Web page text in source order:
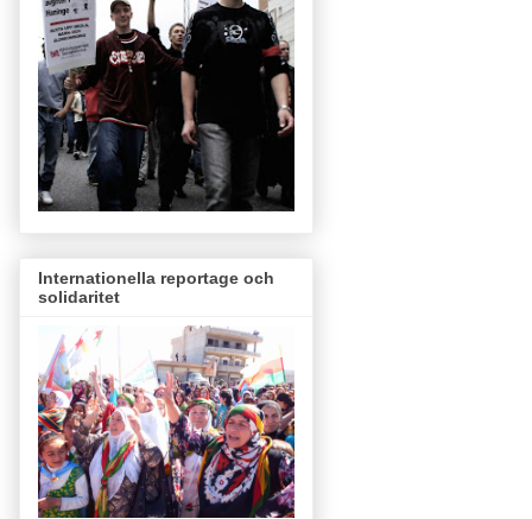
Internationella reportage och
solidaritet